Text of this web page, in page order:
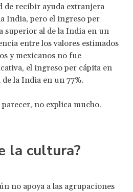
de recibir ayuda extranjera
India, pero el ingreso per
superior al de la India en un
entre los valores estimados
y mexicanos no fue
el ingreso per cápita en
la India en un 77%.
no explica mucho.
la cultura?
no apoya a las agrupaciones